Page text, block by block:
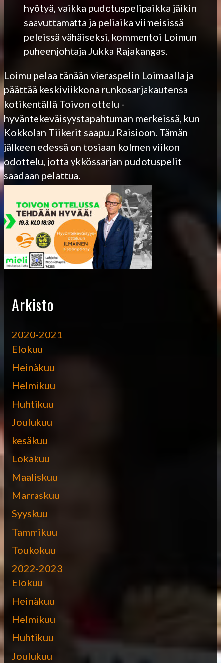
hyötyä, vaikka pudotuspelipaikka jäikin
saavuttamatta ja peliaika viimeisissä
peleissä vähäiseksi, kommentoi Loimun
puheenjohtaja Jukka Rajakangas.
Loimu pelaa tänään vieraspelin Loimaalla ja
päättää keskiviikkona runkosarjakautensa
kotikentällä Toivon ottelu -
hyväntekeväisyystapahtuman merkeissä, kun
Kokkolan Tiikerit saapuu Raisioon. Tämän
jälkeen edessä on tosiaan kolmen viikon
odottelu, jotta ykkössarjan pudotuspelit
saadaan pelattua.
Arkisto
2020-2021
Elokuu
Heinäkuu
Helmikuu
Huhtikuu
Joulukuu
kesäkuu
Lokakuu
Maaliskuu
Marraskuu
Syyskuu
Tammikuu
Toukokuu
2022-2023
Elokuu
Heinäkuu
Helmikuu
Huhtikuu
Joulukuu